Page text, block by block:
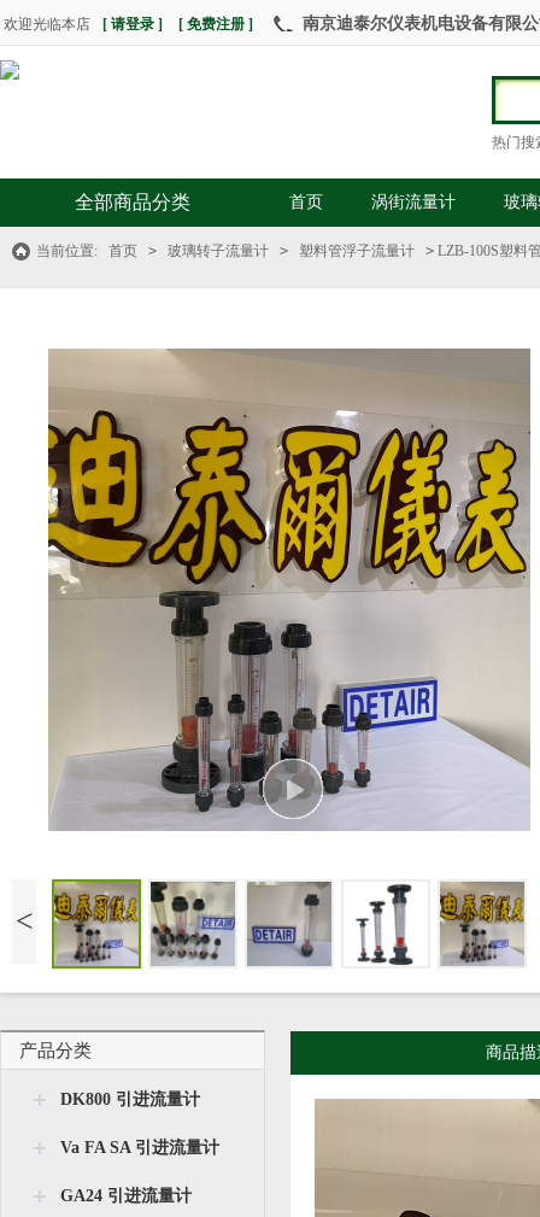
欢迎光临本店 [ 请登录 ] [ 免费注册 ] 南京迪泰尔仪表机电设备有限
热门搜
全部商品分类 首页 涡街流量计 玻
当前位置: 首页 > 玻璃转子流量计 > 塑料管浮子流量计 > LZB-100S塑料
<
产品分类
DK800 引进流量计
Va FA SA 引进流量计
GA24 引进流量计
商品描